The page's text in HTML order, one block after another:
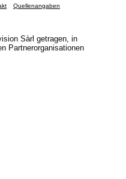
Quellenangaben
Sàrl getragen, in
Partnerorganisationen